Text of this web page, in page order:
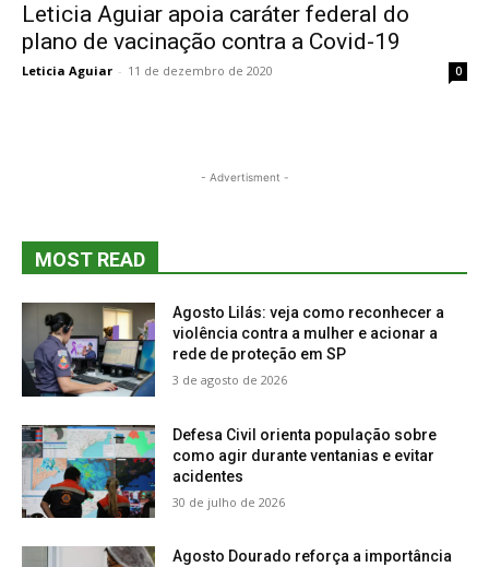
Leticia Aguiar apoia caráter federal do
plano de vacinação contra a Covid-19
Leticia Aguiar - 11 de dezembro de 2020 0
- Advertisment -
MOST READ
Agosto Lilás: veja como reconhecer a
violência contra a mulher e acionar a
rede de proteção em SP
3 de agosto de 2026
Defesa Civil orienta população sobre
como agir durante ventanias e evitar
acidentes
30 de julho de 2026
Agosto Dourado reforça a importância